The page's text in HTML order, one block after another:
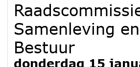
Samenleving en
Bestuur
donderdag 15